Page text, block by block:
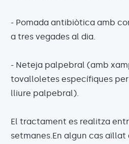
- Pomada antibiòtica amb
a tres vegades al dia.
- Neteja palpebral (amb
tovalloletes específiques
lliure palpebral).
El tractament es realitza
setmanes.En algun cas